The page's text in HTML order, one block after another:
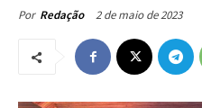
Por Redação 2 de maio de 2023